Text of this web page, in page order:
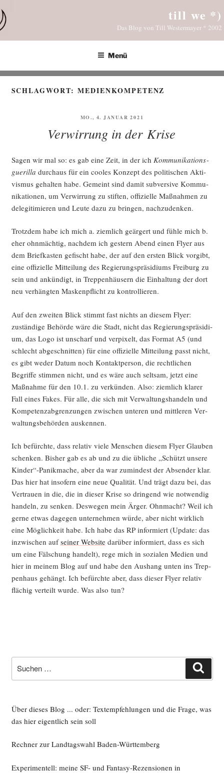
Inhalt
springen
till we *)
Das Blog von Till Westermayer * 2002
Menü
SCHLAGWORT:MEDIENKOMPETENZ
VERÖFFENTLICHT
MO., 4. JANUAR 2021
Verwirrung in der Krise
Sagen wir mal so: es gab eine Zeit, in der ich Kom­mu­ni­ka­ti­ons­
gue­ril­la durch­aus für ein coo­les Kon­zept des poli­ti­schen Akti­
vis­mus gehal­ten habe. Gemeint sind damit sub­ver­si­ve Kom­mu­
ni­ka­tio­nen, um Ver­wir­rung zu stif­ten, offi­zi­el­le Maß­nah­men zu
dele­gi­ti­mie­ren und Leu­te dazu zu brin­gen, nachzudenken.
Trotz­dem habe ich mich a. ziem­lich geär­gert und füh­le mich b.
eher ohn­mäch­tig, nach­dem ich ges­tern Abend einen Fly­er aus
dem Brief­kas­ten gefischt habe, der auf den ers­ten Blick vor­gibt,
eine offi­zi­el­le Mit­tei­lung des Regie­rungs­prä­si­di­ums Frei­burg zu
sein und ankün­digt, in Trep­pen­häu­sern die Ein­hal­tung der dort
neu ver­häng­ten Mas­ken­pflicht zu kontrollieren.
Auf den zwei­ten Blick stimmt fast nichts an die­sem Fly­er:
zustän­di­ge Behör­de wäre die Stadt, nicht das Regie­rungs­prä­si­di­
um, das Logo ist unscharf und ver­pi­xelt, das For­mat A5 (und
schlecht abge­schnit­ten) für eine offi­zi­el­le Mit­tei­lung passt nicht,
es gibt weder Datum noch Kon­takt­per­son, die recht­li­chen
Begrif­fe stim­men nicht, und es wäre auch selt­sam, jetzt eine
Maß­nah­me für den 10.1. zu ver­kün­den. Also: ziem­lich kla­rer
Fall eines Fakes. Für alle, die sich mit Ver­wal­tungs­han­deln und
Kom­pe­tenz­ab­gren­zun­gen zwi­schen unte­ren und mitt­le­ren Ver­
wal­tungs­be­hör­den auskennen.
Ich befürch­te, dass rela­tiv vie­le Men­schen die­sem Fly­er Glau­ben
schen­ken. Bis­her gab es ab und zu die übli­che „Schützt unse­re
Kinder“-Panikmache, aber da war zumin­dest der Absen­der klar.
Das hier hat inso­fern eine neue Qua­li­tät. Und trägt dazu bei, das
Ver­trau­en in die, die in die­ser Kri­se so drin­gend wie not­wen­dig
han­deln, zu sen­ken. Des­we­gen mein Ärger. Ohn­macht? Weil ich
ger­ne etwas dage­gen unter­neh­men wür­de, aber nicht wirk­lich
eine Mög­lich­keit habe. Ich habe das RP infor­miert (Update: das
inzwi­schen aufsei­ner Web­sitedar­über infor­miert, dass es sich
um eine Fäl­schung han­delt), rege mich in sozia­len Medi­en und
hier in mei­nem Blog auf und habe den Aus­hang unten ins Trep­
pen­haus gehängt. Ich befürch­te aber, dass die­ser Fly­er rela­tiv
flä­chig ver­teilt wur­de. Was also tun?
nach:
Über dieses Blog ... oder: Textempfehlungen und die Frage, was
das hier eigentlich sein soll
Rechner zur Landtagswahl Baden-Württemberg
Experimentell: meine SF- und Fantasy-Rezensionen in